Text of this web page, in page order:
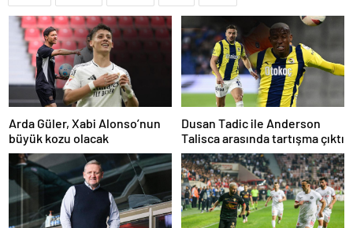
Arda Güler, Xabi Alonso’nun
büyük kozu olacak
Dusan Tadic ile Anderson
Talisca arasında tartışma çıktı